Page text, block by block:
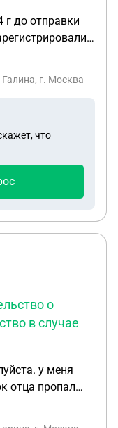
г до отправки
,
он начал
, после
он
мне
ему выдали на
С 04.12.2025г
гибели мне
г. Москва
что
о
в случае
у меня
отца пропал
в